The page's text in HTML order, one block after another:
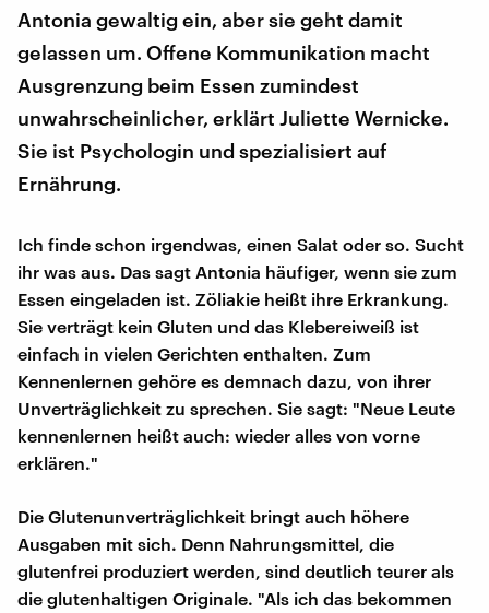
Antonia gewaltig ein, aber sie geht damit
gelassen um. Offene Kommunikation macht
Ausgrenzung beim Essen zumindest
unwahrscheinlicher, erklärt Juliette Wernicke.
Sie ist Psychologin und spezialisiert auf
Ernährung.
Ich finde schon irgendwas, einen Salat oder so. Sucht
ihr was aus. Das sagt Antonia häufiger, wenn sie zum
Essen eingeladen ist. Zöliakie heißt ihre Erkrankung.
Sie verträgt kein Gluten und das Klebereiweiß ist
einfach in vielen Gerichten enthalten. Zum
Kennenlernen gehöre es demnach dazu, von ihrer
Unverträglichkeit zu sprechen. Sie sagt: "Neue Leute
kennenlernen heißt auch: wieder alles von vorne
erklären."
Die Glutenunverträglichkeit bringt auch höhere
Ausgaben mit sich. Denn Nahrungsmittel, die
glutenfrei produziert werden, sind deutlich teurer als
die glutenhaltigen Originale. "Als ich das bekommen